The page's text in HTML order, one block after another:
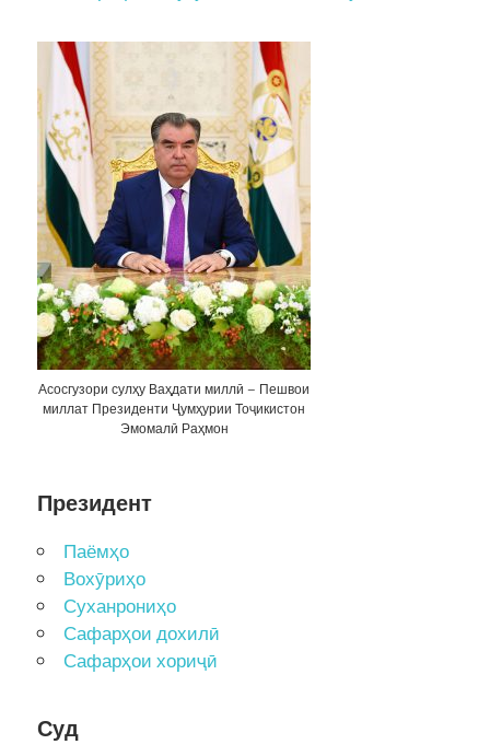
Асосгузори сулҳу Ваҳдати миллӣ – Пешвои
миллат Президенти Ҷумҳурии Тоҷикистон
Эмомалӣ Раҳмон
Президент
Паёмҳо
Вохӯриҳо
Суханрониҳо
Сафарҳои дохилӣ
Сафарҳои хориҷӣ
Суд